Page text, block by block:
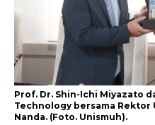
Prof. Dr. Shin-Ichi Miyazato
Technology bersama Rektor
Nanda. (Foto. Unismuh).